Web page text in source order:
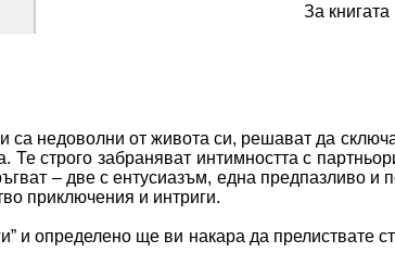
За книгата
недоволни от живота си, решават да
строго забраняват интимността с
– две с ентусиазъм, една предпазливо и
приключения и интриги.
и определено ще ви накара да прелиствате